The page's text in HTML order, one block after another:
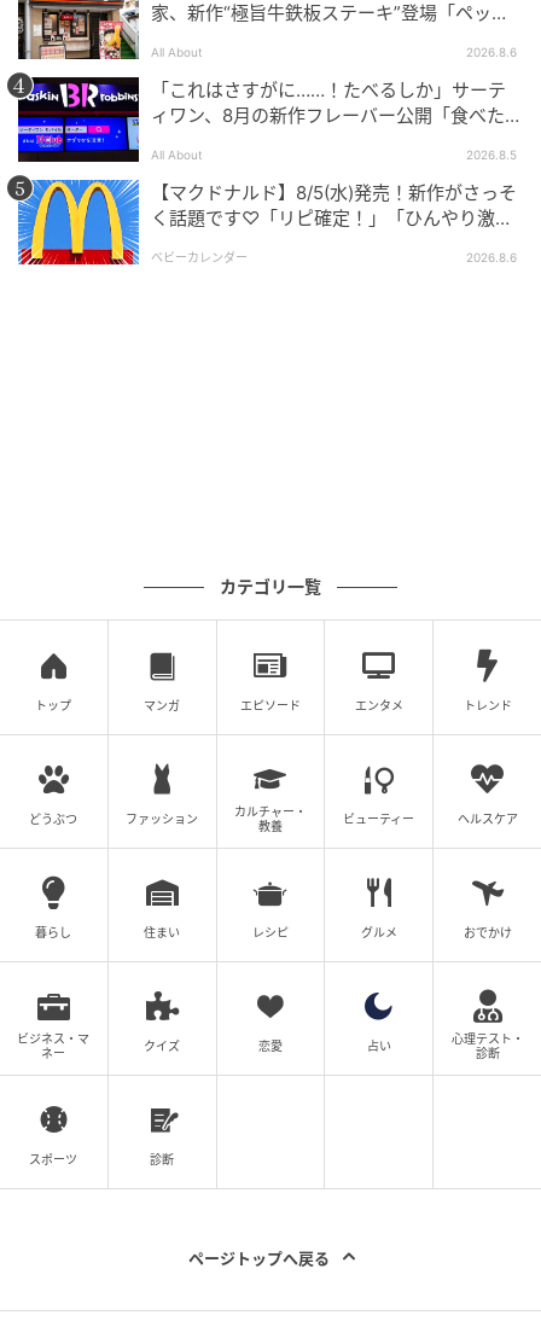
がぶっと1口食べたら幸せな気持ちになれそう。「とて
も美味しい」と絶賛しているので、ぜひ試してみて。
※本文中の画像は投稿主様より掲載許諾をいただいて
います。
@nyancoromochi_sweets_blog様のInstagram投稿を
ご紹介しております。
※記事内の情報は執筆時のものになります。価格変更
や、販売終了の可能性もございます。最新の商品情報
は各お店・ブランドなどにご確認くださいませ。
writer：Yuri.A
元記事で読む
次の記事
ビジュ大大大爆発ーーーッッ！！【サーティ
ワン】気分アガる♡「新作マリオコラボ」
家、新作“極旨牛鉄板ステーキ”登場「ペッパ
All About 2026.8.6
「これはさすがに……！たべるしか」サーテ
ィワン、8月の新作フレーバー公開「食べた方
All About 2026.8.5
【マクドナルド】8/5(水)発売！新作がさっそ
く話題です♡「リピ確定！」「ひんやり激う
ベビーカレンダー 2026.8.6
カテゴリ一覧
トップ マンガ エピソード エンタメ トレンド
どうぶつ ファッション
カルチャー・
教養
ビューティー ヘルスケア
暮らし 住まい レシピ グルメ おでかけ
ビジネス・マ
ネー
クイズ 恋愛 占い
心理テスト・
診断
スポーツ 診断
ページトップへ戻る